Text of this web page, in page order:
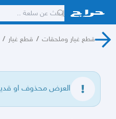
قطع غيار وملحقات / قطع غيار /
العرض محذوف او